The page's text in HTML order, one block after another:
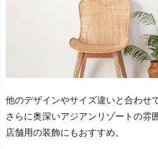
他のデザインやサイズ違いと合わせ
さらに奥深いアジアンリゾートの雰
店舗用の装飾にもおすすめ。